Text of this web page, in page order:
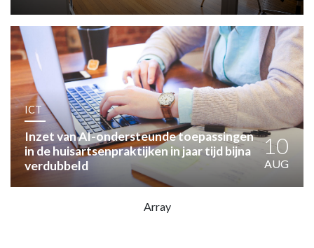
TARIEVEN
VPHUISARTSEN
MEDISCHE VAKHANDEL
INLOGGEN
REGISTRATIE
ICT
Inzet van AI-ondersteunde toepassingen
in de huisartsenpraktijken in jaar tijd bijna
verdubbeld
10
AUG
Array